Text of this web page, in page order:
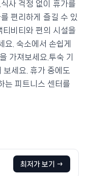
사 걱정 없이 휴가를
편리하게 즐길 수 있
비티와 편의 시설을
. 숙소에서 손쉽게
가져보세요.투숙 기
세요. 휴가 중에도
는 피트니스 센터를
최저가 보기 →